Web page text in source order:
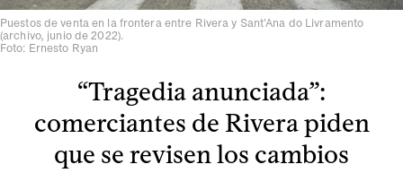
Puestos de venta en la frontera entre Rivera y Sant'Ana do Livramento
(archivo, junio de 2022).
Foto: Ernesto Ryan
“Tragedia anunciada”:
comerciantes de Rivera piden
que se revisen los cambios